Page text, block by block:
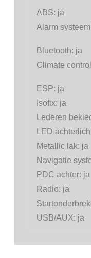
ABS: ja
Alarm
Bluetooth: ja
Climate
ESP: ja
Isofix: ja
Lederen
LED
Metallic lak: ja
Navigatie
PDC achter: ja
Radio: ja
USB/AUX: ja